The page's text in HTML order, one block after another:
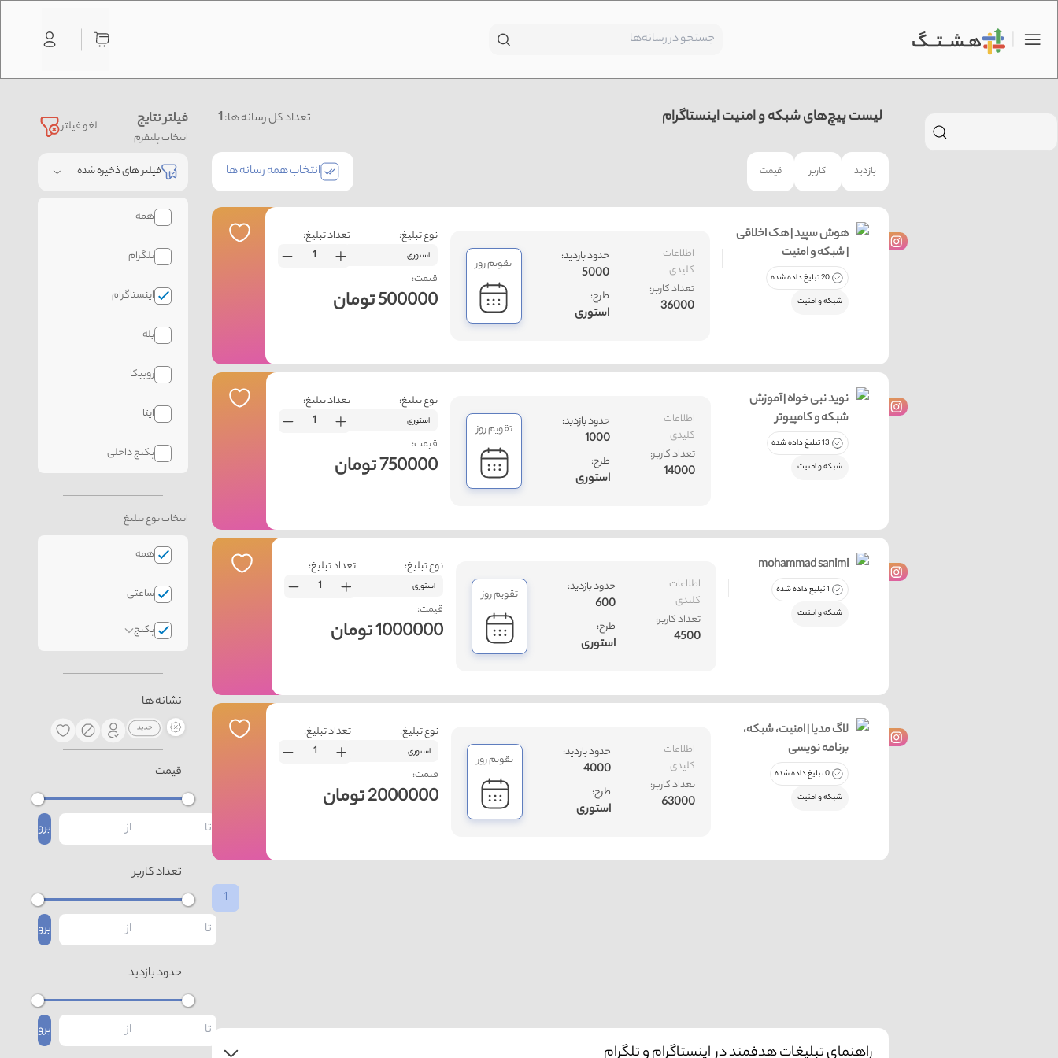
لغو فیلتر فیلتر نتایج
انتخاب پلتفرم
فیلتر های ذخیره شده
همه
تلگرام
اینستاگرام
بله
روبیکا
ایتا
پکیج داخلی
انتخاب نوع تبلیغ
همه
ساعتی
پکیج
نشانه ها
قیمت
برو
تعداد کاربر
برو
حدود بازدید
برو
تعداد کل رسانه ها:1 لیست پیچ‌های شبکه و امنیت اینستاگرام
انتخاب همه رسانه ها قیمت کاربر بازدید
نوع تبلیغ:
استوری
تعداد تبلیغ:
قیمت:
500000 تومان
اطلاعات
کلیدی
تعداد کاربر:
36000
حدود بازدید:
5000
طرح:
استوری
تقویم روز
هوش سپید | هک اخلاقی
| شبکه و امنیت
20 تبلیغ داده شده
شبکه و امنیت
نوع تبلیغ:
استوری
تعداد تبلیغ:
قیمت:
750000 تومان
اطلاعات
کلیدی
تعداد کاربر:
14000
حدود بازدید:
1000
طرح:
استوری
تقویم روز
نوید نبی خواه | آموزش
شبکه و کامپیوتر
13 تبلیغ داده شده
شبکه و امنیت
نوع تبلیغ:
استوری
تعداد تبلیغ:
قیمت:
1000000 تومان
اطلاعات
کلیدی
تعداد کاربر:
4500
حدود بازدید:
600
طرح:
استوری
تقویم روز
mohammad sanimi
1 تبلیغ داده شده
شبکه و امنیت
نوع تبلیغ:
استوری
تعداد تبلیغ:
قیمت:
2000000 تومان
اطلاعات
کلیدی
تعداد کاربر:
63000
حدود بازدید:
4000
طرح:
استوری
تقویم روز
لاگ مدیا | امنیت، شبکه،
برنامه نویسی
0 تبلیغ داده شده
شبکه و امنیت
1
راهنمای تبلیغات هدفمند در اینستاگرام و تلگرام